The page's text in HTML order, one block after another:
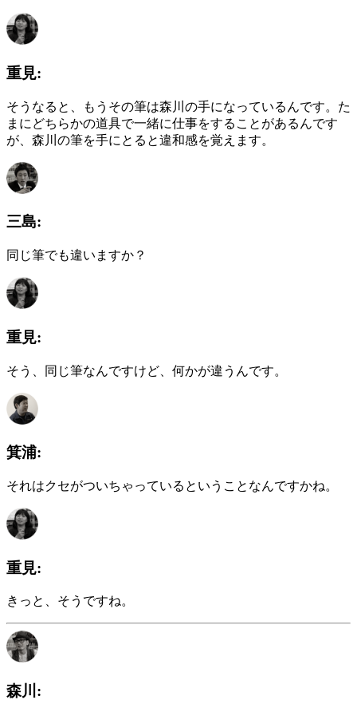
重見:
そうなると、もうその筆は森川の手になっているんです。た
まにどちらかの道具で一緒に仕事をすることがあるんです
が、森川の筆を手にとると違和感を覚えます。
三島:
同じ筆でも違いますか？
重見:
そう、同じ筆なんですけど、何かが違うんです。
箕浦:
それはクセがついちゃっているということなんですかね。
重見:
きっと、そうですね。
森川: